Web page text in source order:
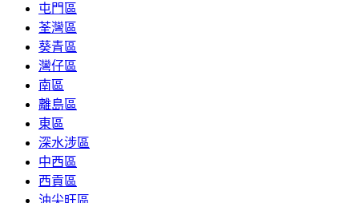
屯門區
荃灣區
葵青區
灣仔區
南區
離島區
東區
深水涉區
中西區
西貢區
油尖旺區